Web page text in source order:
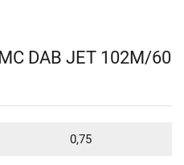
DAB JET 102M/60
0,75